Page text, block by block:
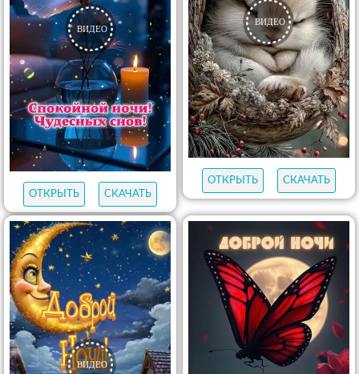
ОТКРЫТЬ СКАЧАТЬ
ОТКРЫТЬ СКАЧАТЬ